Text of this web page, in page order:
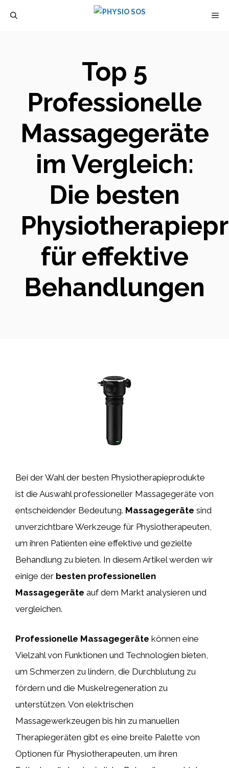
Top 5
Professionelle
Massagegeräte
im Vergleich:
Die besten
für effektive
Behandlungen
Bei der Wahl der besten Physiotherapieprodukte
ist die Auswahl professioneller Massagegeräte von
entscheidender Bedeutung. Massagegeräte sind
unverzichtbare Werkzeuge für Physiotherapeuten,
um ihren Patienten eine effektive und gezielte
Behandlung zu bieten. In diesem Artikel werden wir
einige der besten professionellen
Massagegeräte auf dem Markt analysieren und
vergleichen.
Professionelle Massagegeräte können eine
Vielzahl von Funktionen und Technologien bieten,
um Schmerzen zu lindern, die Durchblutung zu
fördern und die Muskelregeneration zu
unterstützen. Von elektrischen
Massagewerkzeugen bis hin zu manuellen
Therapiegeräten gibt es eine breite Palette von
Optionen für Physiotherapeuten, um ihren